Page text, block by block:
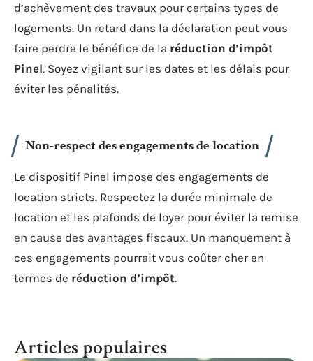
d’achèvement des travaux pour certains types de
logements. Un retard dans la déclaration peut vous
faire perdre le bénéfice de la réduction d’impôt
Pinel. Soyez vigilant sur les dates et les délais pour
éviter les pénalités.
Non-respect des engagements de location
Le dispositif Pinel impose des engagements de
location stricts. Respectez la durée minimale de
location et les plafonds de loyer pour éviter la remise
en cause des avantages fiscaux. Un manquement à
ces engagements pourrait vous coûter cher en
termes de réduction d’impôt.
Articles populaires